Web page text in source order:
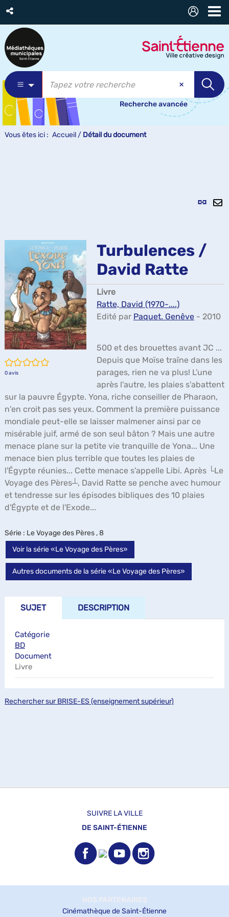
Recherche avancée
Vous êtes ici : Accueil / Détail du document
Lien
/5
0avis
Turbulences /
David Ratte
Livre
Ratte, David (1970-....)
Edité par Paquet. Genêve - 2010
500 et des brouettes avant JC ...
Depuis que Moïse traîne dans les
parages, rien ne va plus! L'une
après l'autre, les plaies s'abattent
sur la pauvre Égypte. Yona, riche conseiller de Pharaon,
n'en croit pas ses yeux. Comment la première puissance
mondiale peut-elle se laisser malmener ainsi par ce
misérable juif, armé de son seul bâton ? Mais une autre
menace plane sur la petite vie tranquille de Yona... Une
menace bien plus terrible que toutes les plaies de
l'Égypte réunies... Cette menace s'appelle Libi. Après └Le
Voyage des Pères┴, David Ratte se penche avec humour
et tendresse sur les épisodes bibliques des 10 plaies
d'Égypte et de l'Exode...
Série : Le Voyage des Pères , 8
Voir la série «Le Voyage des Pères»
Autres documents de la série «Le Voyage des Pères»
SUJET DESCRIPTION
Catégorie
BD
Document
Livre
Rechercher sur BRISE-ES (enseignement supérieur)
SUIVRE LA VILLE
DE SAINT-ÉTIENNE
NOS PARTENAIRES
Cinémathèque de Saint-Étienne